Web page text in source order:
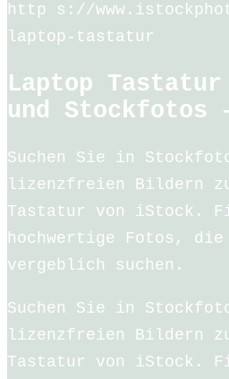
http s://
laptop-tastatur
Laptop
und Stockfotos
Suchen Sie in
lizenzfreien Bildern
Tastatur von iStock.
hochwertige Fotos, die
vergeblich suchen.
Suchen Sie in
lizenzfreien Bildern
Tastatur von iStock.